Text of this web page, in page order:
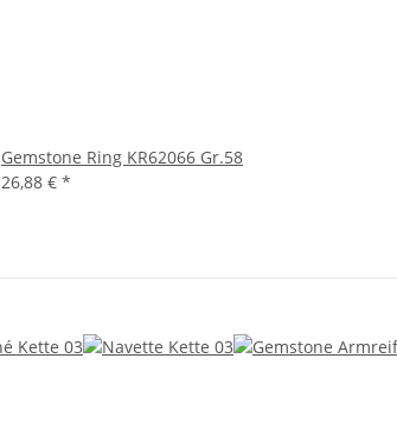
Gemstone Ring KR62066 Gr.58
26,88 € *